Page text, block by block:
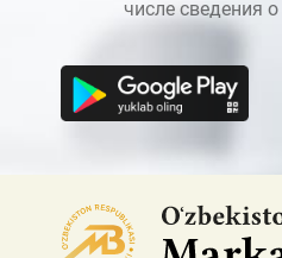
числе сведения